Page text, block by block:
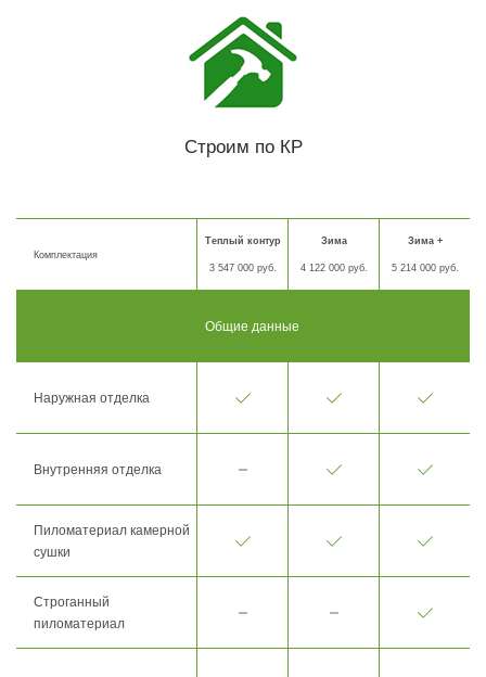
Строим по КР
Комплектация
Теплый контур
3 547 000 руб.
Зима
4 122 000 руб.
Зима +
5 214 000 руб.
Общие данные
Наружная отделка
Внутренняя отделка
Пиломатериал камерной
сушки
Строганный
пиломатериал